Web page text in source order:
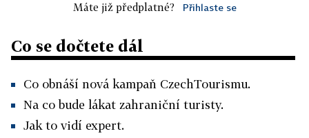
Máte již předplatné? Přihlaste se
Co se dočtete dál
Co obnáší nová kampaň CzechTourismu.
Na co bude lákat zahraniční turisty.
Jak to vidí expert.